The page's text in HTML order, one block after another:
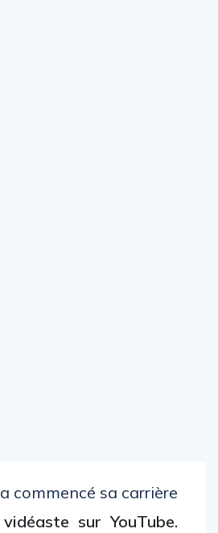
a commencé sa carrière
vidéaste sur YouTube.